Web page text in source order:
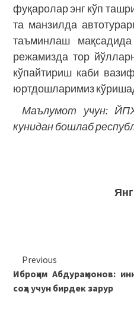
фуқаролар энг кўп
та манзилда
таъминлаш
режамизда тор
кўпайтириш каби
юртдошларимиз
Маълумот учун:
кунидан бошлаб
Continue
Reading
Previous
Иброҳим Абдураҳмонов:
соҳа учун бирдек зарур